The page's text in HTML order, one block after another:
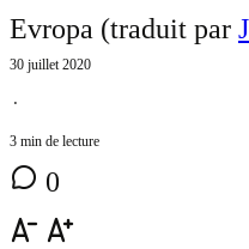
Evropa (traduit par
30 juillet 2020
⋅
3 min de lecture
0